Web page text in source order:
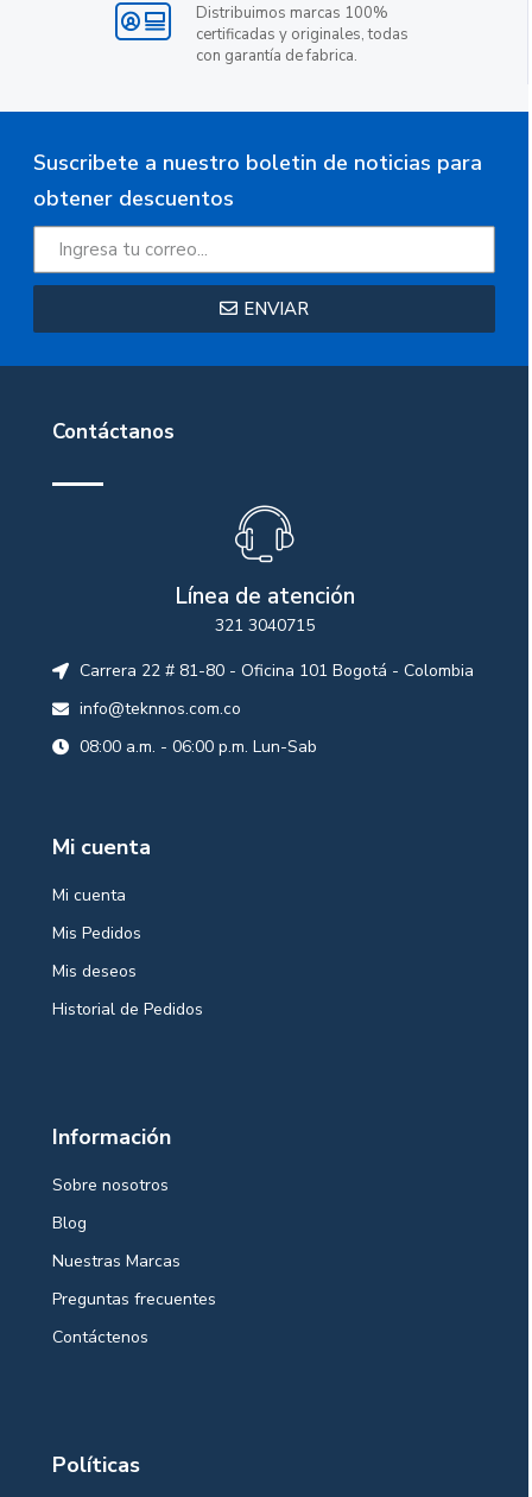
Distribuimos marcas 100%
certificadas y originales, todas
con garantía de fabrica.
Suscribete a nuestro boletin de noticias para
obtener descuentos
ENVIAR
Contáctanos
Línea de atención
321 3040715
Carrera 22 # 81-80 - Oficina 101 Bogotá - Colombia
info@teknnos.com.co
08:00 a.m. - 06:00 p.m. Lun-Sab
Mi cuenta
Mi cuenta
Mis Pedidos
Mis deseos
Historial de Pedidos
Información
Sobre nosotros
Blog
Nuestras Marcas
Preguntas frecuentes
Contáctenos
Políticas